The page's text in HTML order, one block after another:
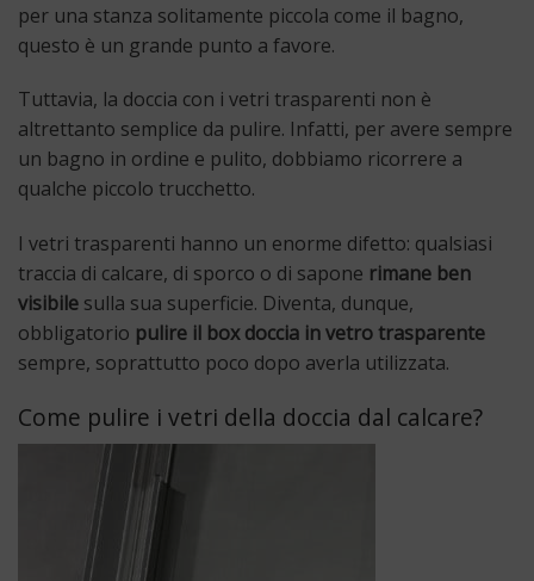
per una stanza solitamente piccola come il bagno,
questo è un grande punto a favore.
Tuttavia, la doccia con i vetri trasparenti non è
altrettanto semplice da pulire. Infatti, per avere sempre
un bagno in ordine e pulito, dobbiamo ricorrere a
qualche piccolo trucchetto.
I vetri trasparenti hanno un enorme difetto: qualsiasi
traccia di calcare, di sporco o di sapone rimane ben
visibile sulla sua superficie. Diventa, dunque,
obbligatorio pulire il box doccia in vetro trasparente
sempre, soprattutto poco dopo averla utilizzata.
Come pulire i vetri della doccia dal calcare?